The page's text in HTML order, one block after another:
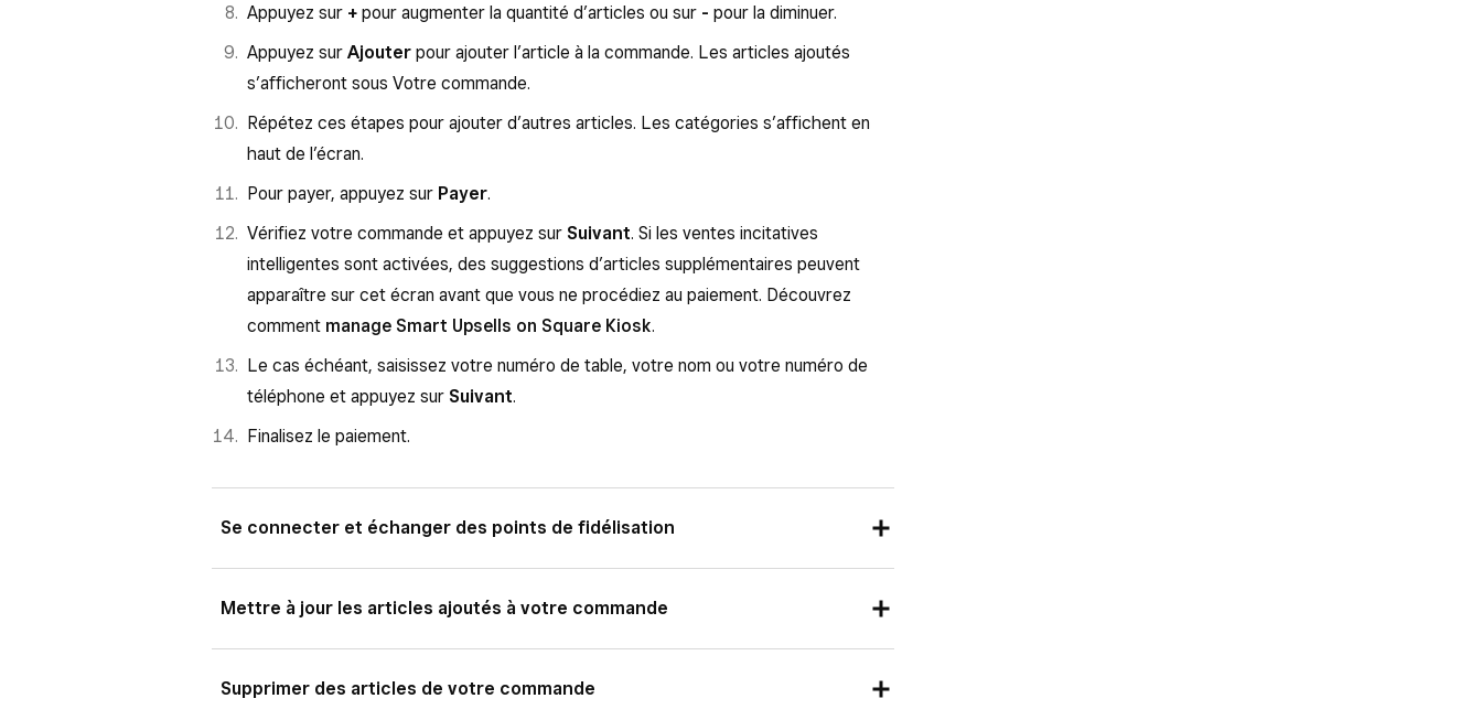
Appuyez sur + pour augmenter la quantité d’articles ou sur - pour la diminuer.
Appuyez sur Ajouter pour ajouter l’article à la commande. Les articles ajoutés
s’afficheront sous Votre commande.
Répétez ces étapes pour ajouter d’autres articles. Les catégories s’affichent en
haut de l’écran.
Pour payer, appuyez sur Payer.
Vérifiez votre commande et appuyez sur Suivant. Si les ventes incitatives
intelligentes sont activées, des suggestions d’articles supplémentaires peuvent
apparaître sur cet écran avant que vous ne procédiez au paiement. Découvrez
comment manage Smart Upsells on Square Kiosk.
Le cas échéant, saisissez votre numéro de table, votre nom ou votre numéro de
téléphone et appuyez sur Suivant.
Finalisez le paiement.
Se connecter et échanger des points de fidélisation
Appuyez surRécompensesdans le coin supérieur droit et saisissez votre
à votre programme de fidélisation.
Mettre à jour les articles ajoutés à votre commande
Appuyez sur l’article sous Votre commande.
Supprimer des articles de votre commande